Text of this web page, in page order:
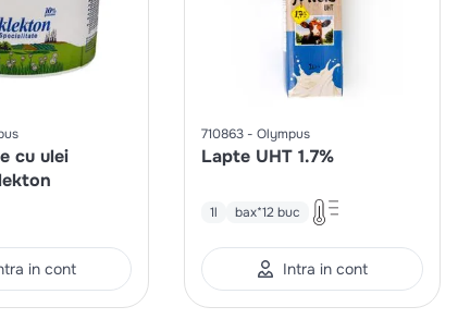
cu ulei
in cont
710863 Olympus
Lapte UHT 1.7%
1l bax*12 buc
Intra in cont